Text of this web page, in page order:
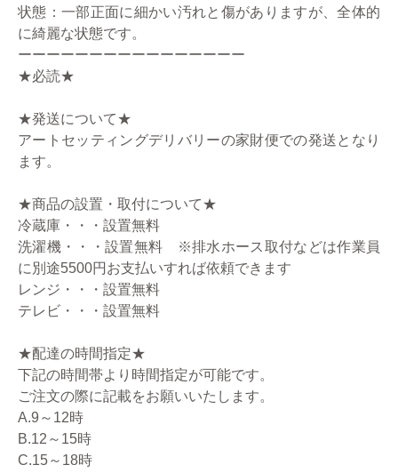
状態：一部正面に細かい汚れと傷がありますが、全体的
に綺麗な状態です。
ーーーーーーーーーーーーーーーー
★必読★
★発送について★
アートセッティングデリバリーの家財便での発送となり
ます。
★商品の設置・取付について★
冷蔵庫・・・設置無料
洗濯機・・・設置無料 ※排水ホース取付などは作業員
に別途5500円お支払いすれば依頼できます
レンジ・・・設置無料
テレビ・・・設置無料
★配達の時間指定★
下記の時間帯より時間指定が可能です。
ご注文の際に記載をお願いいたします。
A.9～12時
B.12～15時
C.15～18時